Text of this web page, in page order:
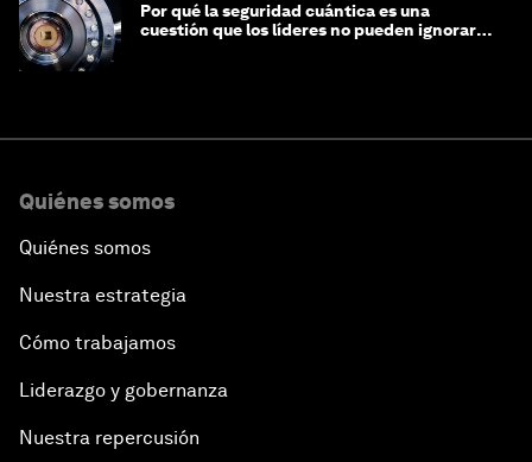
Por qué la seguridad cuántica es una
cuestión que los líderes no pueden ignorar
Quiénes somos
Quiénes somos
Nuestra estrategia
Cómo trabajamos
Liderazgo y gobernanza
Nuestra repercusión